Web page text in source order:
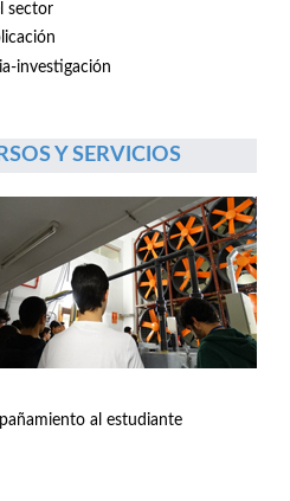
sector
investigación
Y SERVICIOS
al estudiante